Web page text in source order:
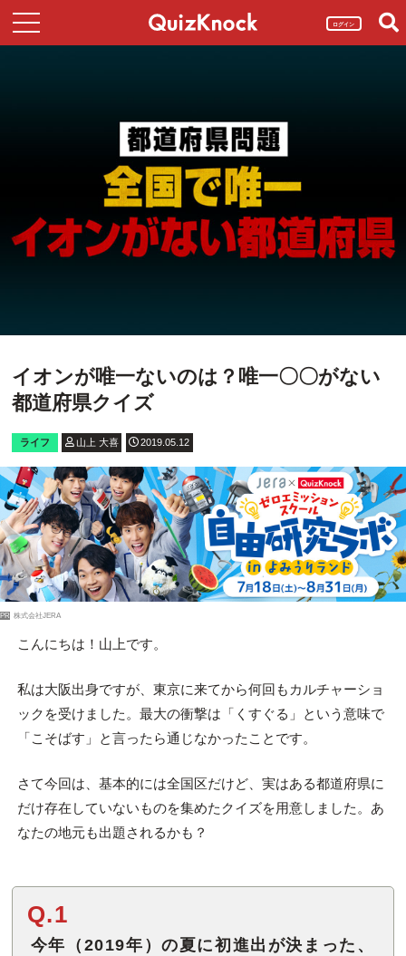
ログイン
イオンが唯一ないのは？唯一〇〇がない
都道府県クイズ
ライフ 山上 大喜 2019.05.12
PR 株式会社JERA
こんにちは！山上です。
私は大阪出身ですが、東京に来てから何回もカルチャーショ
ックを受けました。最大の衝撃は「くすぐる」という意味で
「こそばす」と言ったら通じなかったことです。
さて今回は、基本的には全国区だけど、実はある都道府県に
だけ存在していないものを集めたクイズを用意しました。あ
なたの地元も出題されるかも？
Q.1
今年（2019年）の夏に初進出が決まった、